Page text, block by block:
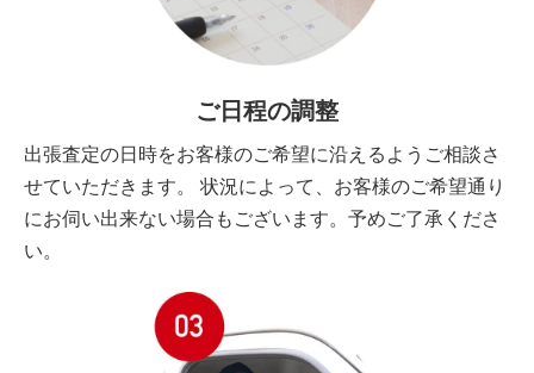
ご日程の調整
出張査定の日時をお客様のご希望に沿えるようご相談さ
せていただきます。 状況によって、お客様のご希望通り
にお伺い出来ない場合もございます。予めご了承くださ
い。